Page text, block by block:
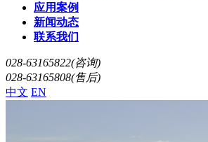
应用案例
新闻动态
联系我们
028-63165822(咨询)
028-63165808(售后)
中文 EN